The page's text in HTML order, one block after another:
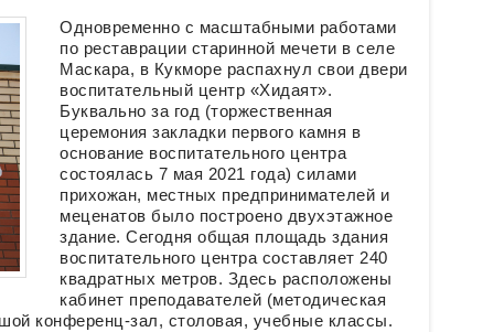
Одновременно с масштабными работами
по реставрации старинной мечети в селе
Маскара, в Кукморе распахнул свои двери
воспитательный центр «Хидаят».
Буквально за год (торжественная
церемония закладки первого камня в
основание воспитательного центра
состоялась 7 мая 2021 года) силами
прихожан, местных предпринимателей и
меценатов было построено двухэтажное
здание. Сегодня общая площадь здания
воспитательного центра составляет 240
квадратных метров. Здесь расположены
кабинет преподавателей (методическая
конференц-зал, столовая, учебные классы.